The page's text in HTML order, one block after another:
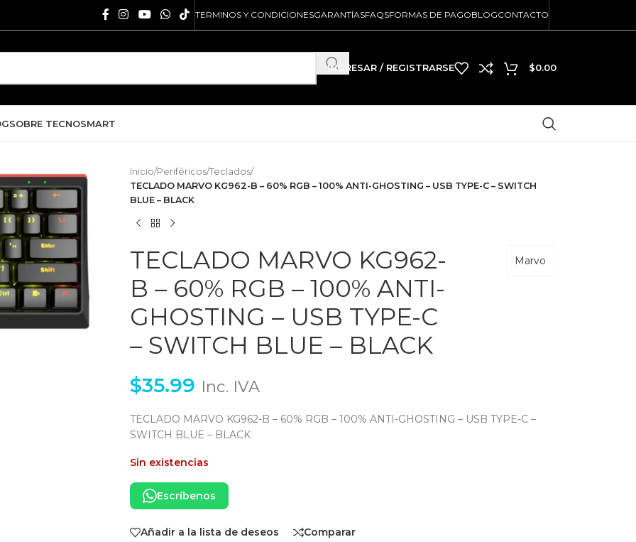
TERMINOS Y CONDICIONESGARANTÍASFAQSFORMAS DE PAGOBLOGCONTACTO
INGRESAR / REGISTRARSE $0.00
SOBRE TECNOSMART
Inicio/Periféricos/Teclados/
TECLADO MARVO KG962-B – 60% RGB – 100% ANTI-GHOSTING – USB TYPE-C – SWITCH
BLUE – BLACK
TECLADO MARVO KG962-
B – 60% RGB – 100% ANTI-
GHOSTING – USB TYPE-C
– SWITCH BLUE – BLACK
Marvo
$35.99 Inc. IVA
TECLADO MARVO KG962-B – 60% RGB – 100% ANTI-GHOSTING – USB TYPE-C –
SWITCH BLUE – BLACK
Sin existencias
Escríbenos
Añadir a la lista de deseos Comparar